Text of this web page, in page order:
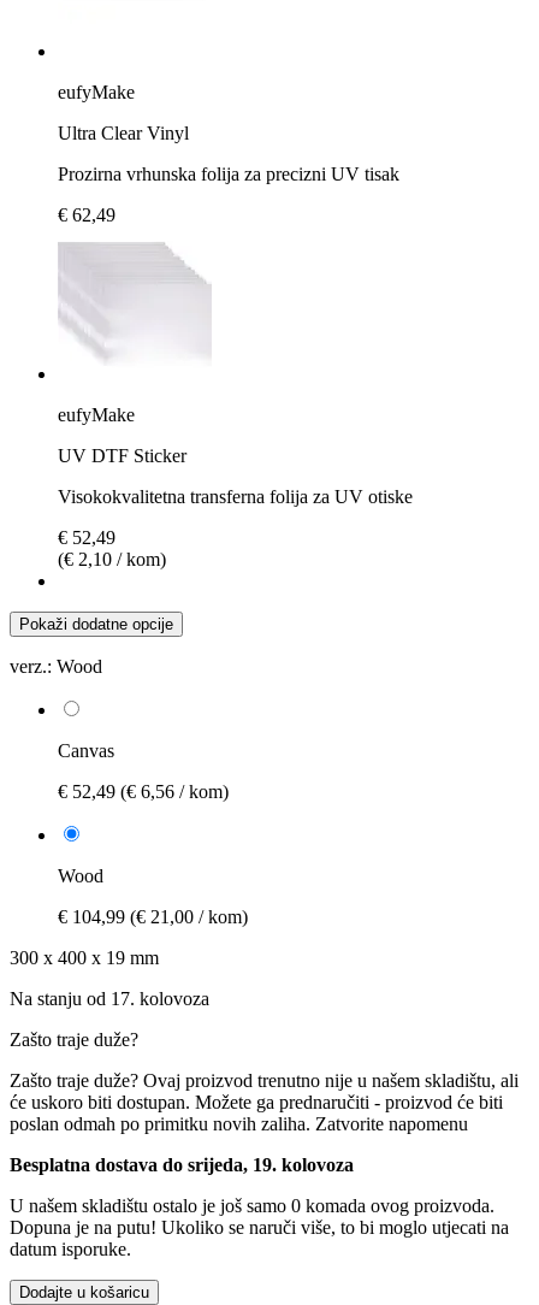
eufyMake
Ultra Clear Vinyl
Prozirna vrhunska folija za precizni UV tisak
€ 62,49
eufyMake
UV DTF Sticker
Visokokvalitetna transferna folija za UV otiske
€ 52,49
(€ 2,10 / kom)
Pokaži dodatne opcije
verz.: Wood
Canvas
€ 52,49 (€ 6,56 / kom)
Wood
€ 104,99 (€ 21,00 / kom)
300 x 400 x 19 mm
Na stanju od 17. kolovoza
Zašto traje duže?
Zašto traje duže? Ovaj proizvod trenutno nije u našem skladištu, ali
će uskoro biti dostupan. Možete ga prednaručiti - proizvod će biti
poslan odmah po primitku novih zaliha. Zatvorite napomenu
Besplatna dostava do srijeda, 19. kolovoza
U našem skladištu ostalo je još samo 0 komada ovog proizvoda.
Dopuna je na putu! Ukoliko se naruči više, to bi moglo utjecati na
datum isporuke.
Dodajte u košaricu